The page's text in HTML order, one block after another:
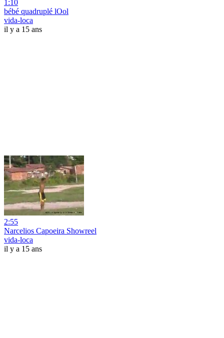
1:10
bébé quadruplé lOol
vida-loca
il y a 15 ans
2:55
Narcelios Capoeira Showreel
vida-loca
il y a 15 ans